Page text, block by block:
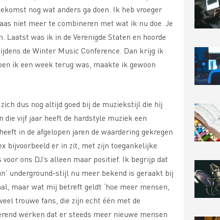
nog wat anders ga doen. Ik heb vroeger
niet meer te combineren met wat ik nu doe. Je
Laatst was ik in de Verenigde Staten en hoorde
de Winter Music Conference. Dan krijg ik
ik een week terug was, maakte ik gewoon
dus nog altijd goed bij de muziekstijl die hij
die vijf jaar heeft de hardstyle muziek een
in de afgelopen jaren de waardering gekregen
bijvoorbeeld er in zit, met zijn toegankelijke
ons DJ’s alleen maar positief. Ik begrijp dat
underground-stijl nu meer bekend is geraakt bij
maar wat mij betreft geldt ‘hoe meer mensen,
trouwe fans, die zijn echt één met de
werken dat er steeds meer nieuwe mensen